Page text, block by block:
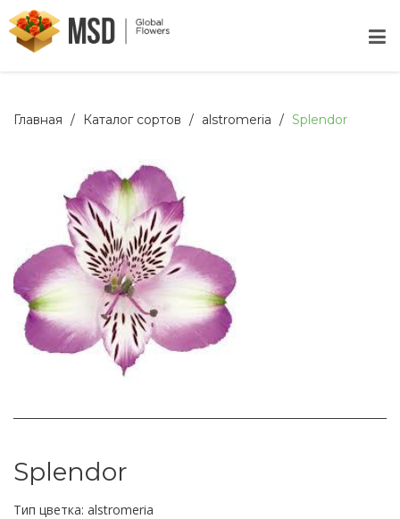
Главная Каталог сортов alstromeria Splendor
Splendor
Тип цветка: alstromeria